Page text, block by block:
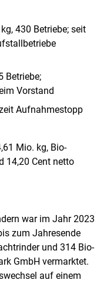
430 Betriebe; seit
Betriebe;
Vorstand
Aufnahmestopp
Mio. kg, Bio-
14,20 Cent netto
war im Jahr 2023
zum Jahresende
und 314 Bio-
GmbH vermarktet.
auf einem